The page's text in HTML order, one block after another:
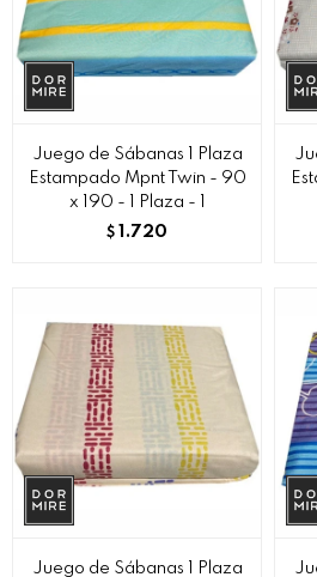
Juego de Sábanas 1 Plaza
Estampado Mpnt Twin - 90
x 190 - 1 Plaza - 1
$ 1.720
Juego de Sábanas 1 Plaza